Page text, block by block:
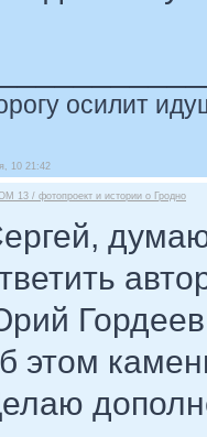
осилит
10 21:42
13 / фотопроект и истории о Гродно
Гордеев
этом